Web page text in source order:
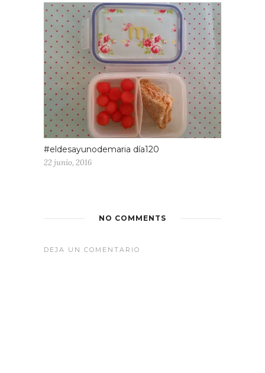
#eldesayunodemaria día120
22 junio, 2016
NO COMMENTS
DEJA UN COMENTARIO